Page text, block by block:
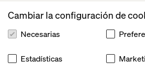
Cambiar la configuración de
Necesarias
Estadísticas